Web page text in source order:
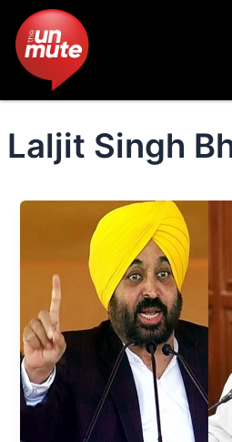
content
Laljit Singh